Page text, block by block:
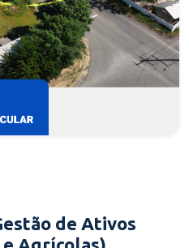
de Ativos